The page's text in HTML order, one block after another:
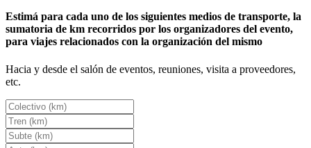
Estimá para cada uno de los siguientes medios de transporte, la
sumatoria de km recorridos por los organizadores del evento,
para viajes relacionados con la organización del mismo
Hacia y desde el salón de eventos, reuniones, visita a proveedores,
etc.